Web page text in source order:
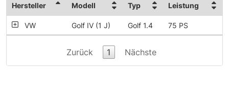
Hersteller Modell Typ Leistung
VW Golf IV (1 J) Golf 1.4 75 PS
Zurück 1 Nächste